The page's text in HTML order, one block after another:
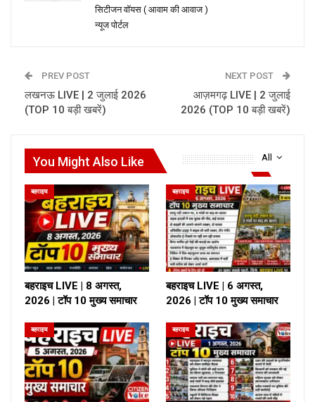
सिटीजन वॉयस ( आवाम की आवाज )
न्यूज पोर्टल
PREV POST
लखनऊ LIVE | 2 जुलाई 2026
(TOP 10 बड़ी खबरें)
NEXT POST
आज़मगढ़ LIVE | 2 जुलाई
2026 (TOP 10 बड़ी खबरें)
All
You Might Also Like
बहराइच
बहराइच LIVE | 8 अगस्त,
2026 | टॉप 10 मुख्य समाचार
बहराइच
बहराइच LIVE | 6 अगस्त,
2026 | टॉप 10 मुख्य समाचार
बहराइच बहराइच